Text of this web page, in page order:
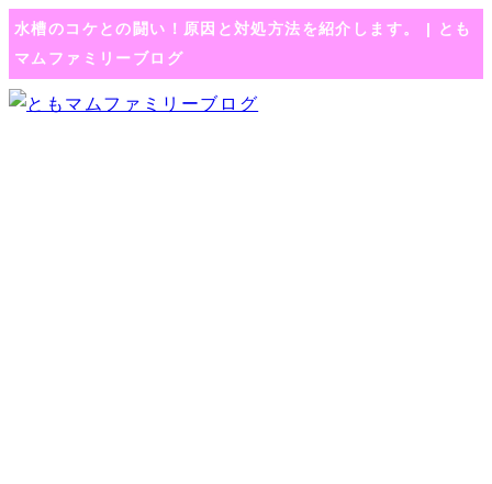
水槽のコケとの闘い！原因と対処方法を紹介します。 | とも
マムファミリーブログ